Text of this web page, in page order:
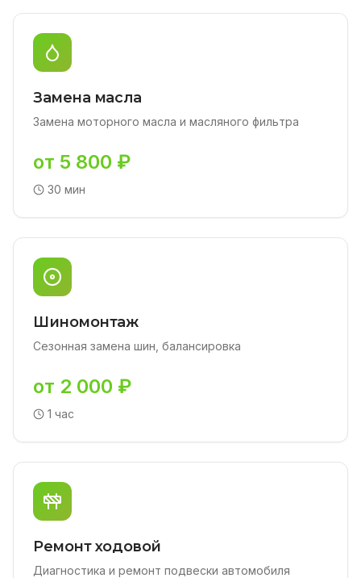
Замена масла
Замена моторного масла и масляного фильтра
от 5 800 ₽
30 мин
Шиномонтаж
Сезонная замена шин, балансировка
от 2 000 ₽
1 час
Ремонт ходовой
Диагностика и ремонт подвески автомобиля